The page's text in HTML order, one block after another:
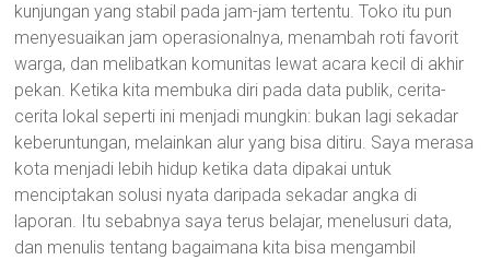
kunjungan yang stabil pada jam-jam tertentu. Toko itu pun
menyesuaikan jam operasionalnya, menambah roti favorit
warga, dan melibatkan komunitas lewat acara kecil di akhir
pekan. Ketika kita membuka diri pada data publik, cerita-
cerita lokal seperti ini menjadi mungkin: bukan lagi sekadar
keberuntungan, melainkan alur yang bisa ditiru. Saya merasa
kota menjadi lebih hidup ketika data dipakai untuk
menciptakan solusi nyata daripada sekadar angka di
laporan. Itu sebabnya saya terus belajar, menelusuri data,
dan menulis tentang bagaimana kita bisa mengambil